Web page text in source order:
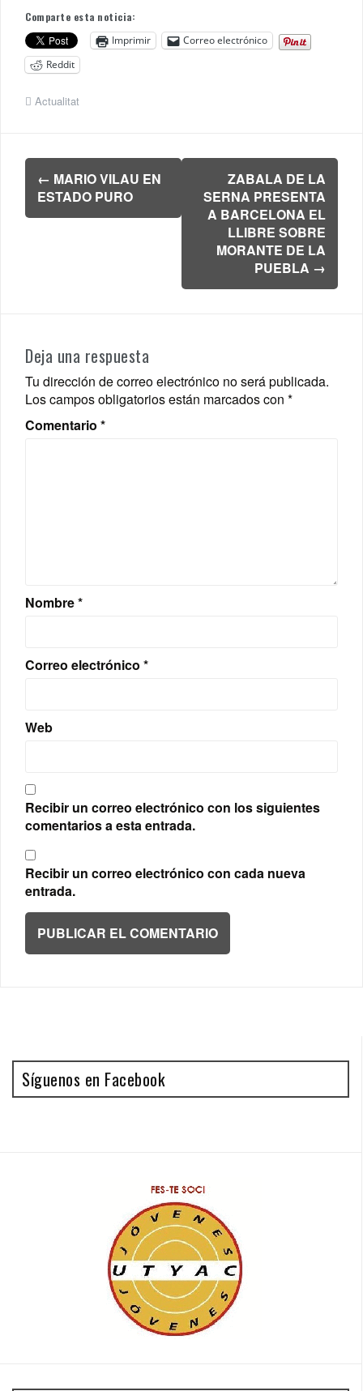
Comparte esta noticia:
Imprimir
Correo electrónico
Reddit
Actualitat
Navegación
de
entradas
← MARIO VILAU EN
ESTADO PURO
ZABALA DE LA
SERNA PRESENTA
A BARCELONA EL
LLIBRE SOBRE
MORANTE DE LA
PUEBLA →
Deja una respuesta
Tu dirección de correo electrónico no será publicada.
Los campos obligatorios están marcados con *
Comentario *
Nombre*
Correo electrónico *
Web
Recibir un correo electrónico con los siguientes
comentarios a esta entrada.
Recibir un correo electrónico con cada nueva
entrada.
Síguenos en Facebook